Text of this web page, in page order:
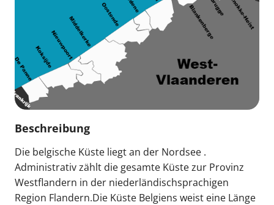
Beschreibung
Die belgische Küste liegt an der Nordsee .
Administrativ zählt die gesamte Küste zur Provinz
Westflandern in der niederländischsprachigen
Region Flandern.Die Küste Belgiens weist eine Länge